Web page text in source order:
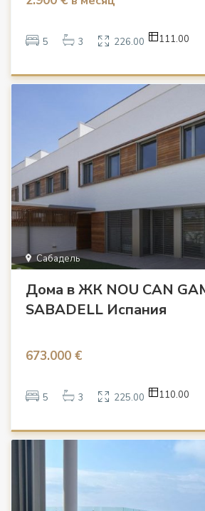
5 3 226.00 111.00
Сабадель
Дома в ЖК NOU CAN
SABADELL Испания
673.000 €
5 3 225.00 110.00